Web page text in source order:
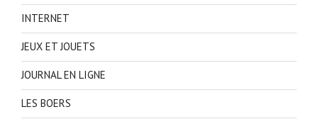
INTERNET
JEUX ET JOUETS
JOURNAL EN LIGNE
LES BOERS